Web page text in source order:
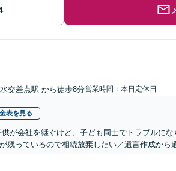
交差点駅 から徒歩8分営業時間：本日定休日
表を見る
供が会社を継ぐけど、子ども同士でトラブルに
残っているので相続放棄したい／遺言作成から